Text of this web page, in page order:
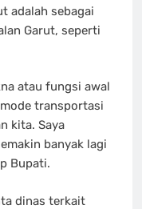
adalah sebagai
Garut, seperti
atau fungsi awal
transportasi
kita. Saya
banyak lagi
Bupati.
dinas terkait